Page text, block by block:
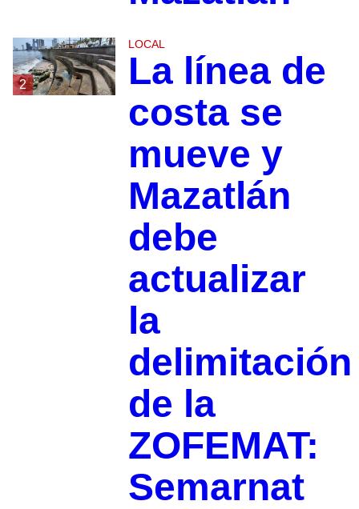
2
LOCAL
La línea de
costa se
mueve y
Mazatlán
debe
actualizar
la
delimitación
de la
ZOFEMAT:
Semarnat